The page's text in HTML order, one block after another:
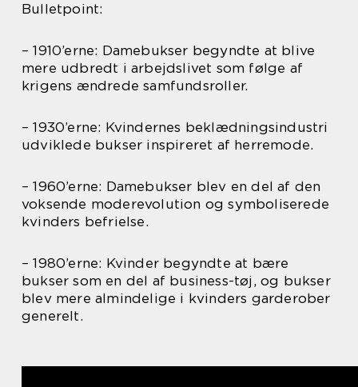
Bulletpoint:
– 1910’erne: Damebukser begyndte at blive
mere udbredt i arbejdslivet som følge af
krigens ændrede samfundsroller.
– 1930’erne: Kvindernes beklædningsindustri
udviklede bukser inspireret af herremode.
– 1960’erne: Damebukser blev en del af den
voksende moderevolution og symboliserede
kvinders befrielse.
– 1980’erne: Kvinder begyndte at bære
bukser som en del af business-tøj, og bukser
blev mere almindelige i kvinders garderober
generelt.